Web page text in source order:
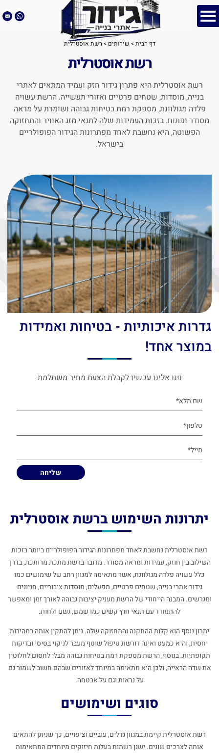
דף הבית> שירותים > רשת אוסטרלית
רשת אוסטרלית
רשת אוסטרלית היא פתרון גידור חזק ועמיד המתאים לאתרי
בנייה, מוסדות, שטחים פרטיים ואזורי תעשייה. הרשת עשויה
פלדה מגולוונת, מספקת רמת בטיחות גבוהה ושומרת על מראה
מסודר ופתוח. בזכות העמידות שלה לתנאי מזג האוויר והתחזוקה
הפשוטה, היא נחשבת לאחד מפתרונות הגידור הפופולריים
בישראל.
גדרות איכותיות - בטיחות ואמידות
במוצר אחד!
פנו אלינו עכשיו לקבלת הצעת מחיר משתלמת
יתרונות השימוש ברשת אוסטרלית
רשת אוסטרלית נחשבת לאחד מפתרונות הגידור הפופולריים ביותר בזכות
השילוב בין חוזק, עמידות ומראה מסודר. מדובר ברשת מתכת מרותכת, בדרך
כלל עשויה פלדה מגולוונת, אשר מתאימה למגוון רחב של שימושים כמו
גידור אתרי בנייה, שטחים פרטיים, מפעלים, מוסדות ציבוריים, חניונים
ומגרשים. המבנה הייחודי של הרשת מעניק יציבות גבוהה לאורך זמן ומאפשר
להתמודד עם תנאי חוץ קשים כמו שמש, גשם ולחות.
יתרון נוסף הוא קלות ההתקנה והתחזוקה שלה. ניתן להתקין אותה במהירות
יחסית, והיא כמעט ואינה דורשת טיפול שוטף מעבר לניקוי בסיסי ובדיקות
תקופתיות. בנוסף, הרשת מספקת רמת בטיחות גבוהה מבלי לחסום לחלוטין
את שדה הראייה, ולכן היא מתאימה במיוחד לאזורים שבהם חשוב לשמור גם
על נראות וגם על אבטחה.
סוגים ושימושים
רשת אוסטרלית קיימת במגוון גדלים, עוביים וציפויים, כך שניתן להתאים
אותה לצרכים שונים. ישנן רשתות בעלות חיזוקים מיוחדים המתאימות